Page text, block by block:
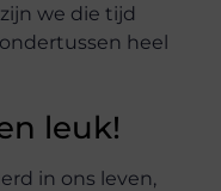
we die tijd
heel
leuk!
in ons leven,